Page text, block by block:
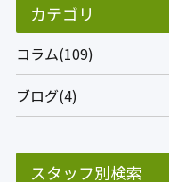
カテゴリ
コラム(109)
ブログ(4)
スタッフ別検索